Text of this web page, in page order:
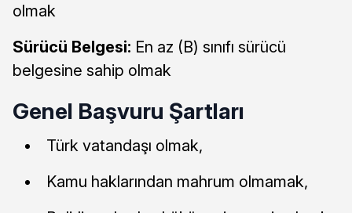
olmak
Sürücü Belgesi: En az (B) sınıfı sürücü
belgesine sahip olmak
Genel Başvuru Şartları
Türk vatandaşı olmak,
Kamu haklarından mahrum olmamak,